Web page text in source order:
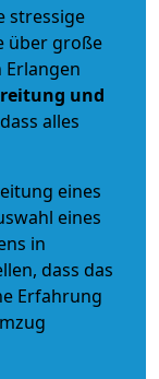
stressige
über große
und
alles
eines
eines
in
dass das
Erfahrung